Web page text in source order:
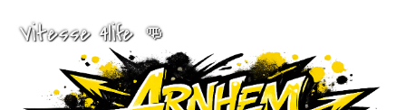
Vitesse 4life 👊